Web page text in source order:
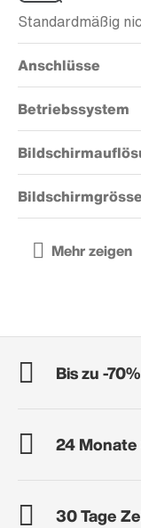
Standardmäßig
Anschlüsse
Betriebssystem
Bildschirmgrösse
Bis zu -
24 Monate
30 Tage